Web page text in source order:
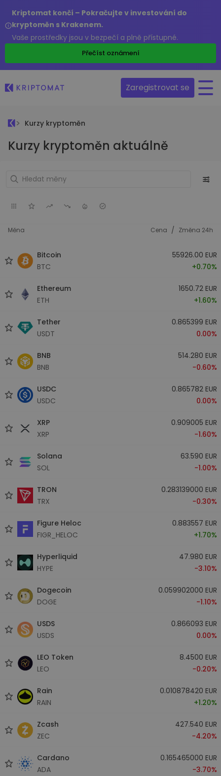
Kriptomat končí – Pokračujte v investování do
kryptoměn s Krakenem.
Vaše prostředky jsou v bezpečí a plně přístupné.
Přečíst oznámení
Zaregistrovat se
Kurzy kryptoměn
Kurzy kryptoměn aktuálně
Měna Cena / Změna 24h
Bitcoin
BTC
55926.00 EUR
+0.70%
Ethereum
ETH
1650.72 EUR
+1.60%
Tether
USDT
0.865399 EUR
0.00%
BNB
BNB
514.280 EUR
-0.60%
USDC
USDC
0.865782 EUR
0.00%
XRP
XRP
0.909005 EUR
-1.60%
Solana
SOL
63.590 EUR
-1.00%
TRON
TRX
0.283139000 EUR
-0.30%
Figure Heloc
FIGR_HELOC
0.883557 EUR
+1.70%
Hyperliquid
HYPE
47.980 EUR
-3.10%
Dogecoin
DOGE
0.059902000 EUR
-1.10%
USDS
USDS
0.866093 EUR
0.00%
LEO Token
LEO
8.4500 EUR
-0.20%
Rain
RAIN
0.010878420 EUR
+1.20%
Zcash
ZEC
427.540 EUR
-4.20%
Cardano
ADA
0.165465000 EUR
-3.70%